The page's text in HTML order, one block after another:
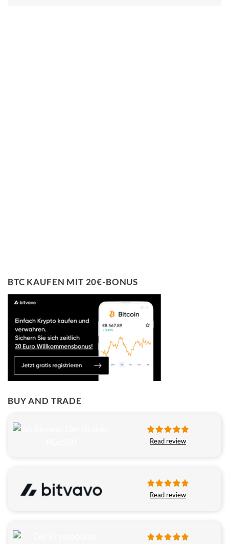
BTC KAUFEN MIT 20€-BONUS
BUY AND TRADE
Read review
Read review